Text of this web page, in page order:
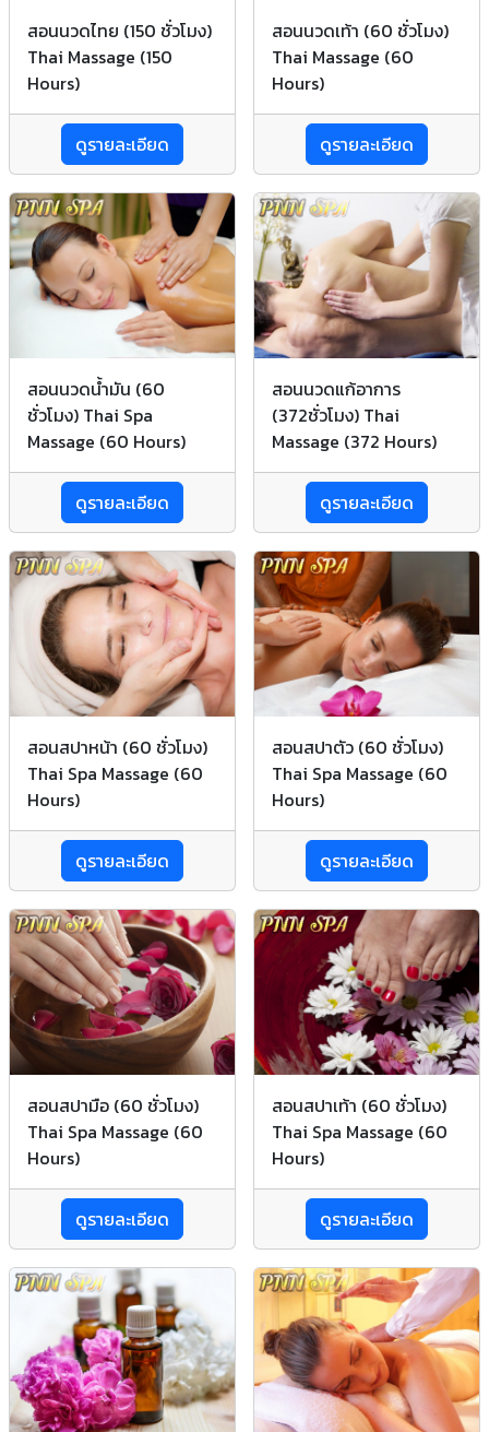
สอนนวดไทย (150 ชั่วโมง)
Thai Massage (150
Hours)
ดูรายละเอียด
สอนนวดเท้า (60 ชั่วโมง)
Thai Massage (60
Hours)
ดูรายละเอียด
สอนนวดน้ำมัน (60
ชั่วโมง) Thai Spa
Massage (60 Hours)
ดูรายละเอียด
สอนนวดแก้อาการ
(372ชั่วโมง) Thai
Massage (372 Hours)
ดูรายละเอียด
สอนสปาหน้า (60 ชั่วโมง)
Thai Spa Massage (60
Hours)
ดูรายละเอียด
สอนสปาตัว (60 ชั่วโมง)
Thai Spa Massage (60
Hours)
ดูรายละเอียด
สอนสปามือ (60 ชั่วโมง)
Thai Spa Massage (60
Hours)
ดูรายละเอียด
สอนสปาเท้า (60 ชั่วโมง)
Thai Spa Massage (60
Hours)
ดูรายละเอียด